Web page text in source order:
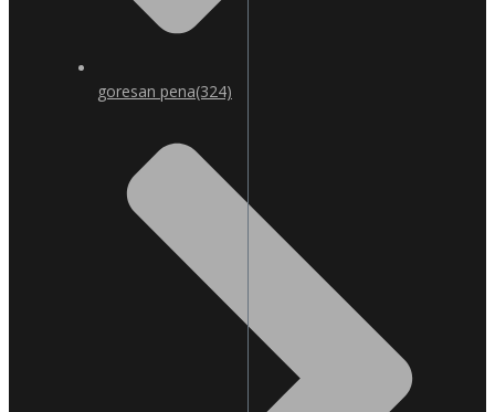
goresan pena(324)